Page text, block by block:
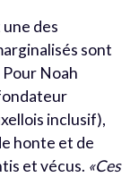
des
sont
Noah
inclusif),
honte et de
et vécus. «Ces